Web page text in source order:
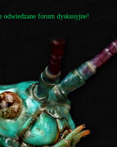
odwiedzane forum dyskusyjne!